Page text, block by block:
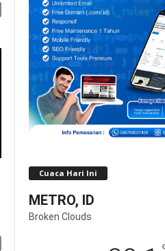
Cuaca Hari Ini
METRO, ID
Broken Clouds